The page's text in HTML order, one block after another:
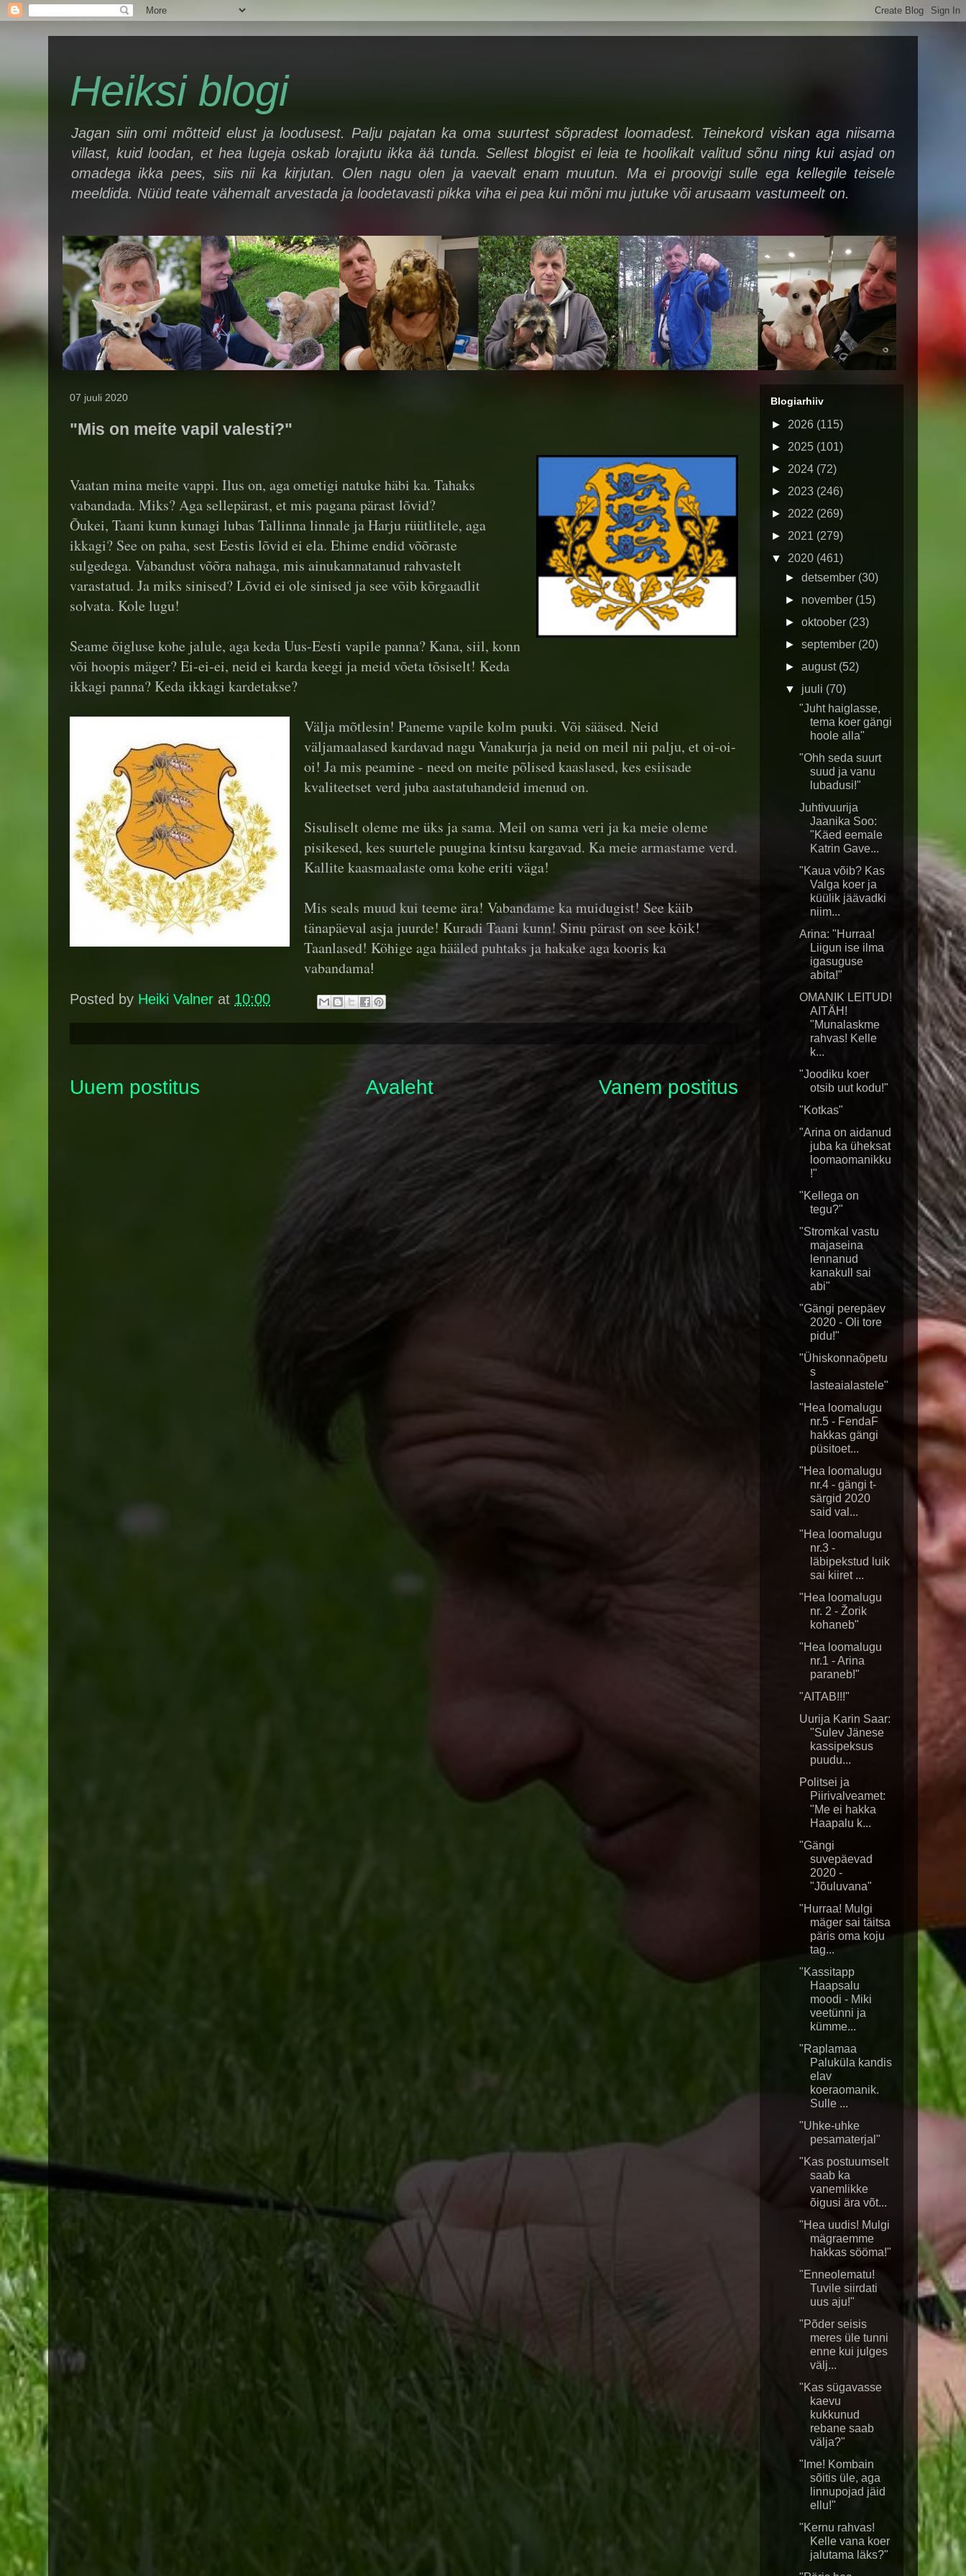
Heiksi blogi
Jagan siin omi mõtteid elust ja loodusest. Palju pajatan ka oma suurtest sõpradest loomadest. Teinekord viskan aga niisama
villast, kuid loodan, et hea lugeja oskab lorajutu ikka ää tunda. Sellest blogist ei leia te hoolikalt valitud sõnu ning kui asjad on
omadega ikka pees, siis nii ka kirjutan. Olen nagu olen ja vaevalt enam muutun. Ma ei proovigi sulle ega kellegile teisele
meeldida. Nüüd teate vähemalt arvestada ja loodetavasti pikka viha ei pea kui mõni mu jutuke või arusaam vastumeelt on.
07 juuli 2020
"Mis on meite vapil valesti?"
Vaatan mina meite vappi. Ilus on, aga ometigi natuke häbi ka. Tahaks
vabandada. Miks? Aga sellepärast, et mis pagana pärast lõvid?
Õukei, Taani kunn kunagi lubas Tallinna linnale ja Harju rüütlitele, aga
ikkagi? See on paha, sest Eestis lõvid ei ela. Ehime endid võõraste
sulgedega. Vabandust võõra nahaga, mis ainukannatanud rahvastelt
varastatud. Ja miks sinised? Lõvid ei ole sinised ja see võib kõrgaadlit
solvata. Kole lugu!
Seame õigluse kohe jalule, aga keda Uus-Eesti vapile panna? Kana, siil, konn
või hoopis mäger? Ei-ei-ei, neid ei karda keegi ja meid võeta tõsiselt! Keda
ikkagi panna? Keda ikkagi kardetakse?
Välja mõtlesin! Paneme vapile kolm puuki. Või sääsed. Neid
väljamaalased kardavad nagu Vanakurja ja neid on meil nii palju, et oi-oi-
oi! Ja mis peamine - need on meite põlised kaaslased, kes esiisade
kvaliteetset verd juba aastatuhandeid imenud on.
Sisuliselt oleme me üks ja sama. Meil on sama veri ja ka meie oleme
pisikesed, kes suurtele puugina kintsu kargavad. Ka meie armastame verd.
Kallite kaasmaalaste oma kohe eriti väga!
Mis seals muud kui teeme ära! Vabandame ka muidugist! See käib
tänapäeval asja juurde! Kuradi Taani kunn! Sinu pärast on see kõik!
Taanlased! Köhige aga hääled puhtaks ja hakake aga kooris ka
vabandama!
Posted by Heiki Valner at 10:00
Uuem postitus Vanem postitus
Avaleht
Blogiarhiiv
► 2026 (115)
► 2025 (101)
► 2024 (72)
► 2023 (246)
► 2022 (269)
► 2021 (279)
▼ 2020 (461)
►detsember (30)
► november (15)
►oktoober (23)
►september (20)
►august (52)
▼ juuli (70)
"Juht haiglasse,
tema koer gängi
hoole alla"
"Ohh seda suurt
suud ja vanu
lubadusi!"
Juhtivuurija
Jaanika Soo:
"Käed eemale
Katrin Gave...
"Kaua võib? Kas
Valga koer ja
küülik jäävadki
niim...
Arina: "Hurraa!
Liigun ise ilma
igasuguse
abita!"
OMANIK LEITUD!
AITÄH!
"Munalaskme
rahvas! Kelle
k...
"Joodiku koer
otsib uut kodu!"
"Kotkas"
"Arina on aidanud
juba ka üheksat
loomaomanikku
!"
"Kellega on
tegu?"
"Stromkal vastu
majaseina
lennanud
kanakull sai
abi"
"Gängi perepäev
2020 - Oli tore
pidu!"
"Ühiskonnaõpetu
s
lasteaialastele"
"Hea loomalugu
nr.5 - FendaF
hakkas gängi
püsitoet...
"Hea loomalugu
nr.4 - gängi t-
särgid 2020
said val...
"Hea loomalugu
nr.3 -
läbipekstud luik
sai kiiret ...
"Hea loomalugu
nr. 2 - Žorik
kohaneb"
"Hea loomalugu
nr.1 - Arina
paraneb!"
"AITAB!!!"
Uurija Karin Saar:
"Sulev Jänese
kassipeksus
puudu...
Politsei ja
Piirivalveamet:
"Me ei hakka
Haapalu k...
"Gängi
suvepäevad
2020 -
"Jõuluvana"
"Hurraa! Mulgi
mäger sai täitsa
päris oma koju
tag...
"Kassitapp
Haapsalu
moodi - Miki
veetünni ja
kümme...
"Raplamaa
Paluküla kandis
elav
koeraomanik.
Sulle ...
"Uhke-uhke
pesamaterjal"
"Kas postuumselt
saab ka
vanemlikke
õigusi ära võt...
"Hea uudis! Mulgi
mägraemme
hakkas sööma!"
"Enneolematu!
Tuvile siirdati
uus aju!"
"Põder seisis
meres üle tunni
enne kui julges
välj...
"Kas sügavasse
kaevu
kukkunud
rebane saab
välja?"
"Ime! Kombain
sõitis üle, aga
linnupojad jäid
ellu!"
"Kernu rahvas!
Kelle vana koer
jalutama läks?"